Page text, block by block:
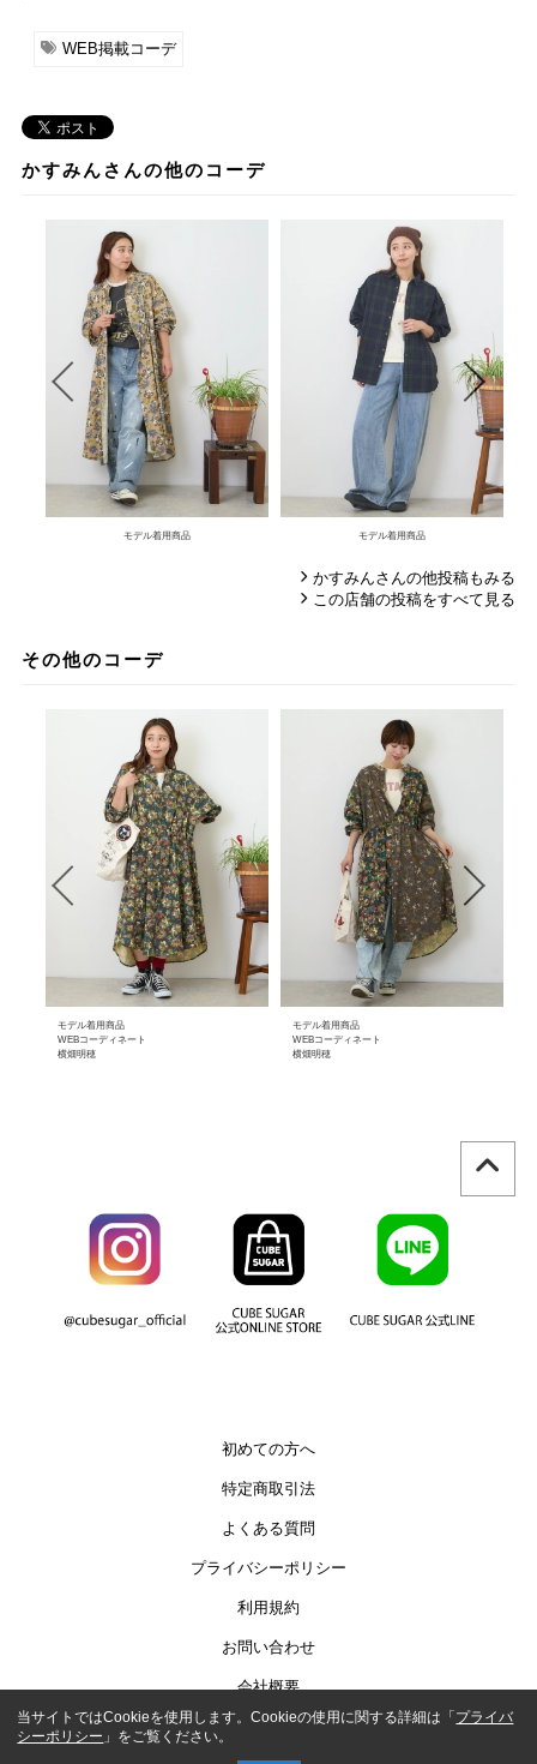
WEB掲載コーデ
かすみんさんの他のコーデ
モデル着用商品 モデル着用商品
かすみんさんの他投稿もみる
この店舗の投稿をすべて見る
その他のコーデ
モデル着用商品
WEBコーディネート
横畑明穂
モデル着用商品
WEBコーディネート
横畑明穂
初めての方へ
特定商取引法
よくある質問
プライバシーポリシー
利用規約
お問い合わせ
会社概要
当サイトではCookieを使用します。Cookieの使用に関する詳細は「プライバ
シーポリシー 」をご覧ください。